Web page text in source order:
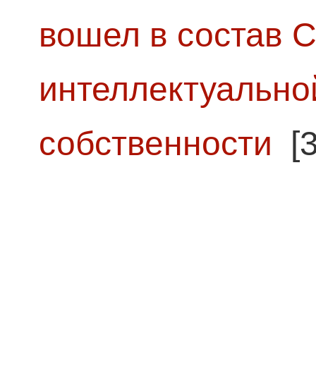
вошел в состав
собственности